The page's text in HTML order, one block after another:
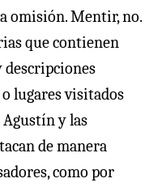
omisión. Mentir, no.
que contienen
descripciones
lugares visitados
Agustín y las
de manera
como por